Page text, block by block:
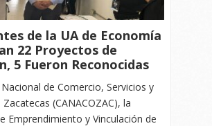
de la UA de Economía
22 Proyectos de
5 Fueron Reconocidas
de Comercio, Servicios y
(CANACOZAC), la
Emprendimiento y Vinculación de